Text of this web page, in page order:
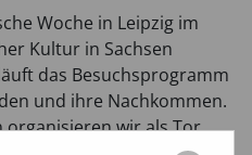
Woche in Leipzig im
Kultur in Sachsen
das Besuchsprogramm
und ihre Nachkommen.
organisieren wir als Tor